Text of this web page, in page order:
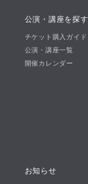
公演・講座を探す
チケット購入ガイド
公演・講座一覧
開催カレンダー
お知らせ